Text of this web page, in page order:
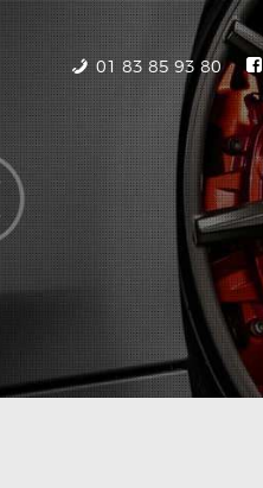
01 83 85 93 80